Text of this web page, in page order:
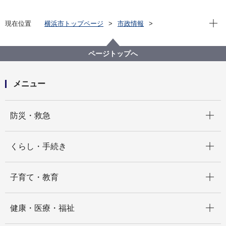
現在位置 横浜市トップページ
市政情報
九都県市首脳会議「ＩＣＴ施工の普及促進に係る地域
建設業及び自治体支援の継続・拡充」に関する要望を
現在
ページトップへ
メニュー
防災・救急
くらし・手続き
子育て・教育
健康・医療・福祉